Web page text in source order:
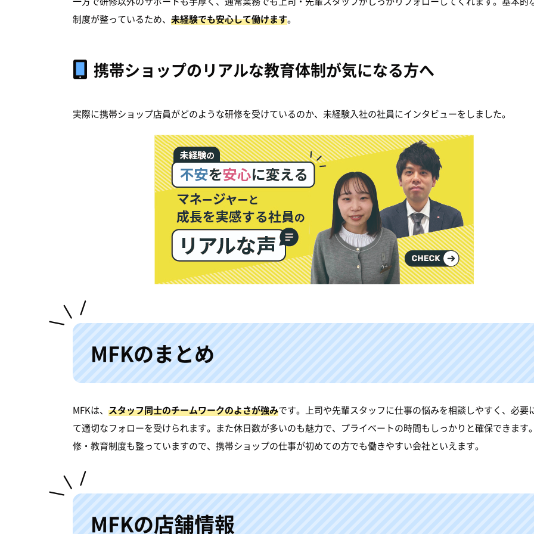
制度が整っているため、 未経験でも安心して働けます。
携帯ショップのリアルな教育体制が気になる方へ
実際に携帯ショップ店員がどのような研修を受けているのか、未経験入社の社員にインタビューをしました。
MFKのまとめ
MFKは、 スタッフ同士のチームワークのよさが強みです。上司や先輩スタッフに仕事の悩みを相談しやすく、必要
て適切なフォローを受けられます。また休日数が多いのも魅力で、プライベートの時間もしっかりと確保できます
修・教育制度も整っていますので、携帯ショップの仕事が初めての方でも働きやすい会社といえます。
MFKの店舗情報